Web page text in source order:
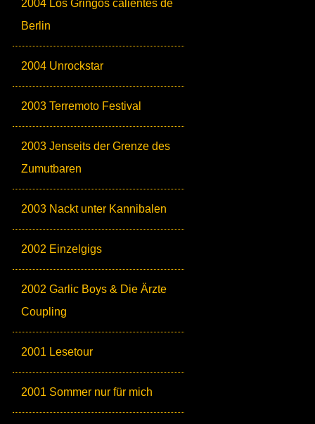
2004 Los Gringos calientes de
Berlin
2004 Unrockstar
2003 Terremoto Festival
2003 Jenseits der Grenze des
Zumutbaren
2003 Nackt unter Kannibalen
2002 Einzelgigs
2002 Garlic Boys & Die Ärzte
Coupling
2001 Lesetour
2001 Sommer nur für mich